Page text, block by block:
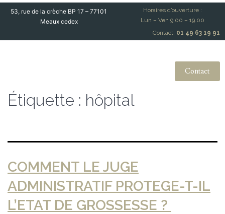
53, rue de la crèche BP 17 – 77101
Meaux cedex
Horaires d’ouverture :
Lun – Ven 9.00 – 19.00
Contact: 01 49 63 19 91
Contact
Étiquette : hôpital
COMMENT LE JUGE
ADMINISTRATIF PROTEGE-T-IL
L’ETAT DE GROSSESSE ?